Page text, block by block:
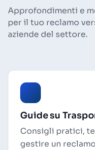
Approfondimenti e
per il tuo reclamo
aziende del settore.
Guide su
Consigli pratici,
gestire un